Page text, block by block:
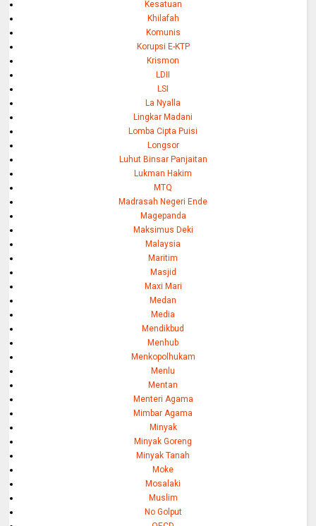
Kesatuan
Khilafah
Komunis
Korupsi E-KTP
Krismon
LDII
LSI
La Nyalla
Lingkar Madani
Lomba Cipta Puisi
Longsor
Luhut Binsar Panjaitan
Lukman Hakim
MTQ
Madrasah Negeri Ende
Magepanda
Maksimus Deki
Malaysia
Maritim
Masjid
Maxi Mari
Medan
Media
Mendikbud
Menhub
Menkopolhukam
Menlu
Mentan
Menteri Agama
Mimbar Agama
Minyak
Minyak Goreng
Minyak Tanah
Moke
Mosalaki
Muslim
No Golput